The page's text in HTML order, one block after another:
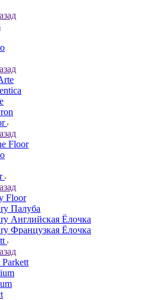
Floor
Floor
Палуба
Английская Ёлочка
Французкая Ёлочка